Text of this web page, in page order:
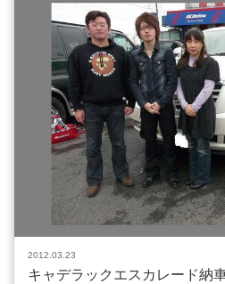
2012.03.23
キャデラックエスカレード納